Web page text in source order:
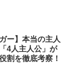
ー】本当の主人
4人主人公」が
割を徹底考察！